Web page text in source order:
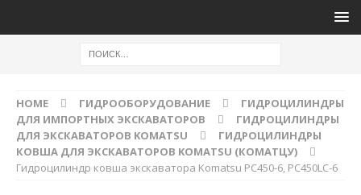
HOME ГИДРООБОРУДОВАНИЕ
ГИДРОЦИЛИНДРЫ
ДЛЯ ИМПОРТНЫХ ЭКСКАВАТОРОВ
ГИДРОЦИЛИНДРЫ
ДЛЯ ЭКСКАВАТОРОВ KOMATSU
ГИДРОЦИЛИНДРЫ
КОВША ДЛЯ ЭКСКАВАТОРОВ KOMATSU (КОМАТЦУ)
Гидроцилиндр ковша экскаватора Komatsu PC450-6, PC450LC-6